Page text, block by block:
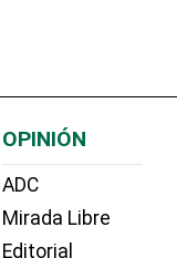
OPINIÓN
ADC
Mirada Libre
Editorial